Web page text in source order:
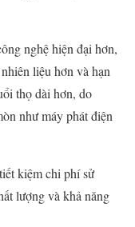
nghệ hiện đại hơn,
liệu hơn và hạn
thọ dài hơn, do
như máy phát điện
kiệm chi phí sử
lượng và khả năng